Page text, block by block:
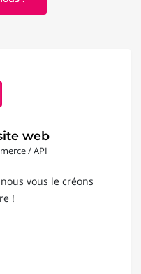
web
/ API
vous le créons
!